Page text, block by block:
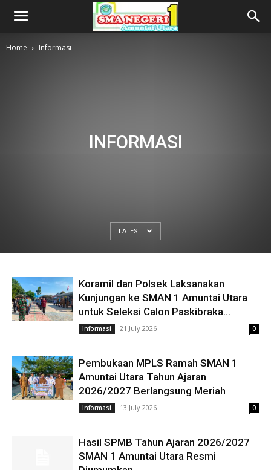
Home Informasi
INFORMASI
LATEST
Koramil dan Polsek Laksanakan
Kunjungan ke SMAN 1 Amuntai Utara
untuk Seleksi Calon Paskibraka...
Informasi 21 July 2026 0
Pembukaan MPLS Ramah SMAN 1
Amuntai Utara Tahun Ajaran
2026/2027 Berlangsung Meriah
Informasi 13 July 2026 0
Hasil SPMB Tahun Ajaran 2026/2027
SMAN 1 Amuntai Utara Resmi